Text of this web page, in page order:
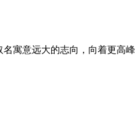
寓意远大的志向，向着更高峰